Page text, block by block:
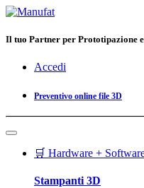
Il tuo Partner per Prototipazione
Accedi
Preventivo online file 3D
🛒 Hardware +
Stampanti 3D